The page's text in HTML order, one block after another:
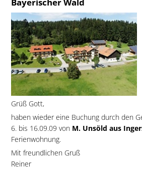
Grüß Gott,
haben wieder eine Buchung durch den
6. bis 16.09.09 von M. Unsöld aus
Ferienwohnung.
Mit freundlichen Gruß
Reiner